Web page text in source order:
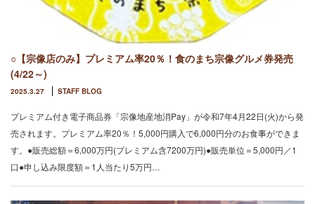
○【宗像店のみ】プレミアム率20％！食のまち宗像グルメ券発売
(4/22～)
2025.3.27 STAFF BLOG
プレミアム付き電子商品券「宗像地産地消Pay」が令和7年4月22日(火)から発
売されます。プレミアム率20％！5,000円購入で6,000円分のお食事ができま
す。●販売総額＝6,000万円(プレミアム含7200万円)●販売単位＝5,000円／1
口●申し込み限度額＝1人当たり5万円…